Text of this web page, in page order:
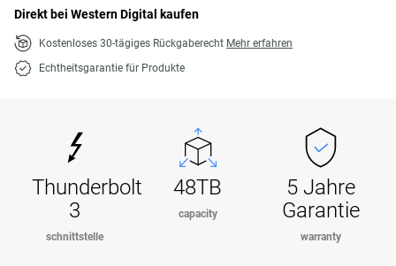
Direkt bei Western Digital kaufen
Kostenloses 30-tägiges Rückgaberecht Mehr erfahren
Echtheitsgarantie für Produkte
Thunderbolt
3
schnittstelle
48TB
capacity
5 Jahre
Garantie
warranty